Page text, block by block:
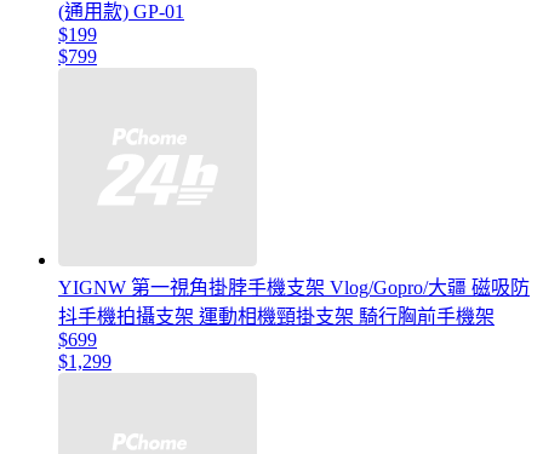
(通用款) GP-01
$199
$799
YIGNW 第一視角掛脖手機支架 Vlog/Gopro/大疆 磁吸防
抖手機拍攝支架 運動相機頸掛支架 騎行胸前手機架
$699
$1,299